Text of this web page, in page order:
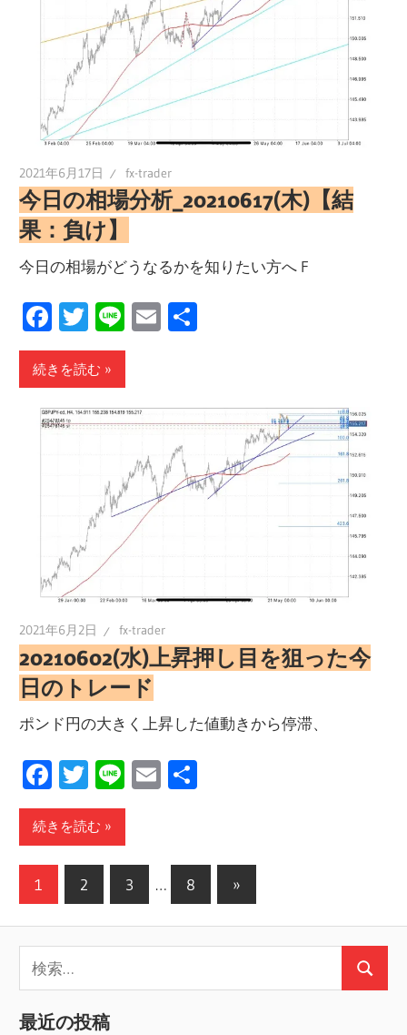
2021年6月17日 fx-trader
今日の相場分析_20210617(木)【結
果：負け】
今日の相場がどうなるかを知りたい方へ F
Facebook
Twitter
LineEmail
続きを読む
2021年6月2日 fx-trader
20210602(水)上昇押し目を狙った今
日のトレード
ポンド円の大きく上昇した値動きから停滞、
Facebook
Twitter
LineEmail
続きを読む
投
の
ペ
ー
1 2 3 … 8
次
の
»
索:
検
最近の投稿